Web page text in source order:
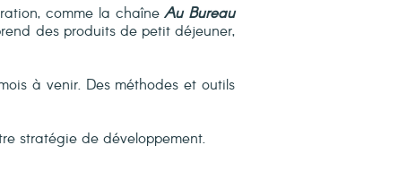
comme la chaîneAu Bureau
des produits de petit déjeuner,
à venir. Des méthodes et outils
stratégie de développement.